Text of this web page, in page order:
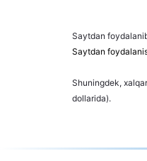
Saytdan
Saytdan
Shuningdek,
dollarida).